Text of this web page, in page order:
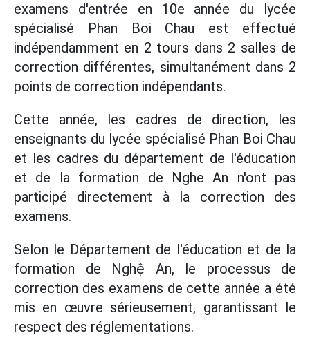
examens d'entrée en 10e année du lycée
spécialisé Phan Boi Chau est effectué
indépendamment en 2 tours dans 2 salles de
correction différentes, simultanément dans 2
points de correction indépendants.
Cette année, les cadres de direction, les
enseignants du lycée spécialisé Phan Boi Chau
et les cadres du département de l'éducation
et de la formation de Nghe An n'ont pas
participé directement à la correction des
examens.
Selon le Département de l'éducation et de la
formation de Nghệ An, le processus de
correction des examens de cette année a été
mis en œuvre sérieusement, garantissant le
respect des réglementations.